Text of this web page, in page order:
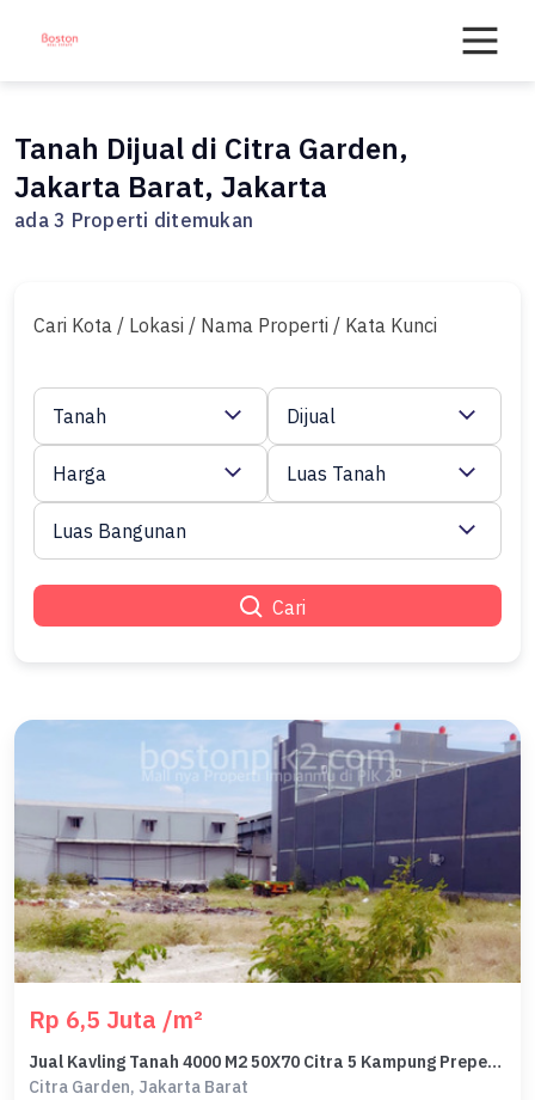
Tanah Dijual di Citra Garden,
Jakarta Barat, Jakarta
ada 3 Properti ditemukan
Cari Kota / Lokasi / Nama Properti / Kata Kunci
Cari
Tanah Dijual
Harga Luas Tanah
Luas Bangunan
Rp 6,5 Juta /m²
Jual Kavling Tanah 4000 M2 50X70 Citra 5 Kampung Prepedan Cengkareng Jakarta Barat - Sell Land For Commercial Warehouse Citra 5 4000 Sqm 50X70 West Jakarta
Citra Garden, Jakarta Barat